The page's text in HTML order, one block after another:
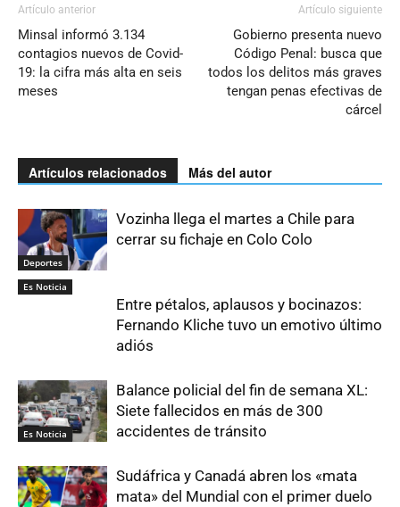
Artículo anterior
Minsal informó 3.134
contagios nuevos de Covid-
19: la cifra más alta en seis
meses
Artículo siguiente
Gobierno presenta nuevo
Código Penal: busca que
todos los delitos más graves
tengan penas efectivas de
cárcel
Artículos relacionados Más del autor
Deportes
Vozinha llega el martes a Chile para
cerrar su fichaje en Colo Colo
Es Noticia
Entre pétalos, aplausos y bocinazos:
Fernando Kliche tuvo un emotivo último
adiós
Es Noticia
Balance policial del fin de semana XL:
Siete fallecidos en más de 300
accidentes de tránsito
Sudáfrica y Canadá abren los «mata
mata» del Mundial con el primer duelo